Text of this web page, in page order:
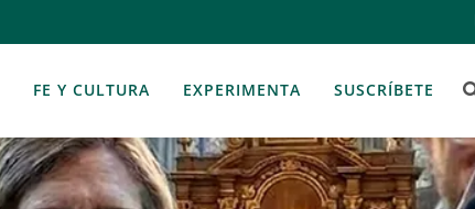
FE Y CULTURA EXPERIMENTA SUSCRÍBETE